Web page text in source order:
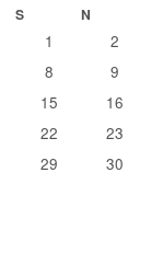
S N
1
2
8
9
15
16
22
23
29
30